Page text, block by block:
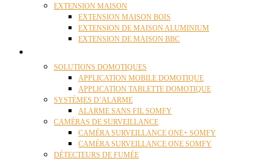
EXTENSION MAISON
EXTENSION MAISON BOIS
EXTENSION DE MAISON ALUMINIUM
EXTENSION DE MAISON BBC
SOLUTIONS DOMOTIQUES
APPLICATION MOBILE DOMOTIQUE
APPLICATION TABLETTE DOMOTIQUE
SYSTÈMES D’ALARME
ALARME SANS FIL SOMFY
CAMÉRAS DE SURVEILLANCE
CAMÉRA SURVEILLANCE ONE+ SOMFY
CAMÉRA SURVEILLANCE ONE SOMFY
DÉTECTEURS DE FUMÉE